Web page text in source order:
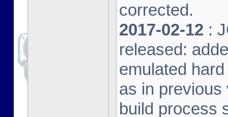
corrected.
2017-02-12 :
released:
emulated
as in previous
build process